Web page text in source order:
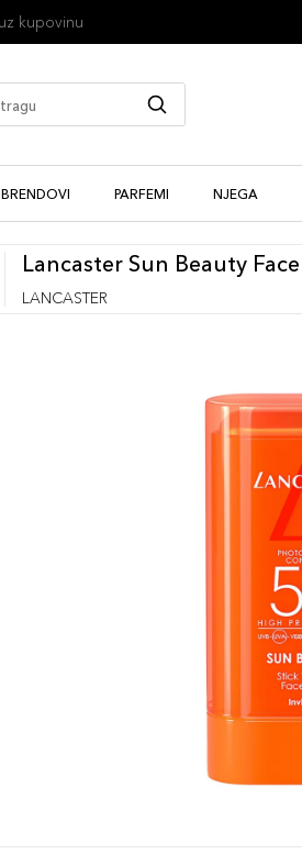
kupovinu
BRENDOVI PARFEMI NJEGA
Lancaster Sun Beauty
LANCASTER